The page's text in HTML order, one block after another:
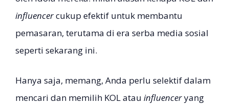
influencercukup efektif untuk membantu
pemasaran, terutama di era serba media sosial
seperti sekarang ini.
Hanya saja, memang, Anda perlu selektif dalam
mencari dan memilih KOL atau influenceryang